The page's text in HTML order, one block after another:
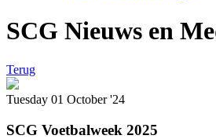
SCG Nieuws en
Terug
Tuesday 01 October '24
SCG Voetbalweek 2025